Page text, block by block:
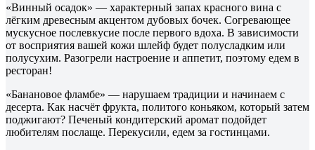
«Винный осадок» — характерный запах красного вина с
лёгким древесным акцентом дубовых бочек. Согревающее
мускусное послевкусие после первого вдоха. В зависимости
от восприятия вашей кожи шлейф будет полусладким или
полусухим. Разогрели настроение и аппетит, поэтому едем в
ресторан!
«Банановое фламбе» — нарушаем традиции и начинаем с
десерта. Как насчёт фрукта, политого коньяком, который затем
поджигают? Печеный кондитерский аромат подойдет
любителям послаще. Перекусили, едем за гостинцами.